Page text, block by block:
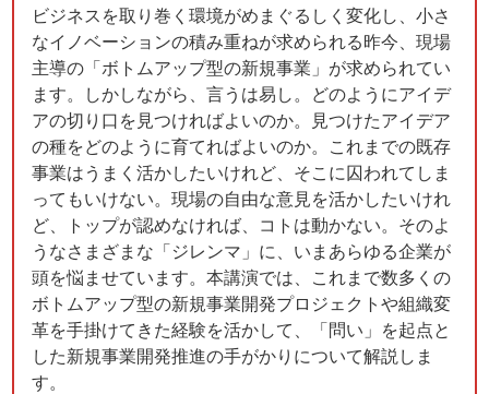
ビジネスを取り巻く環境がめまぐるしく変化し、小さ
なイノベーションの積み重ねが求められる昨今、現場
主導の「ボトムアップ型の新規事業」が求められてい
ます。しかしながら、言うは易し。どのようにアイデ
アの切り口を見つければよいのか。見つけたアイデア
の種をどのように育てればよいのか。これまでの既存
事業はうまく活かしたいけれど、そこに囚われてしま
ってもいけない。現場の自由な意見を活かしたいけれ
ど、トップが認めなければ、コトは動かない。そのよ
うなさまざまな「ジレンマ」に、いまあらゆる企業が
頭を悩ませています。本講演では、これまで数多くの
ボトムアップ型の新規事業開発プロジェクトや組織変
革を手掛けてきた経験を活かして、「問い」を起点と
した新規事業開発推進の手がかりについて解説しま
す。